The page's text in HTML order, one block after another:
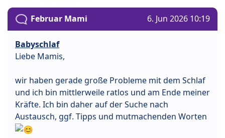
Februar Mami 6. Jun 2026 10:19
Babyschlaf
Liebe Mamis,
wir haben gerade große Probleme mit dem Schlaf
und ich bin mittlerweile ratlos und am Ende meiner
Kräfte. Ich bin daher auf der Suche nach
Austausch, ggf. Tipps und mutmachenden Worten